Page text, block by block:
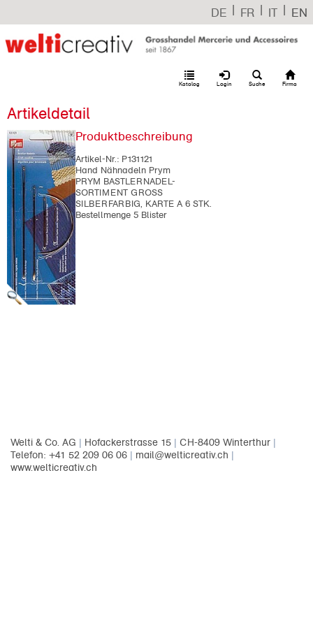
DE | FR | IT | EN
Firma
Suche
Login
Katalog
Artikeldetail
Produktbeschreibung
Artikel-Nr.: P131121
Hand Nähnadeln Prym
PRYM BASTLERNADEL-
SORTIMENT GROSS
SILBERFARBIG, KARTE A 6 STK.
Bestellmenge 5 Blister
Welti & Co. AG | Hofackerstrasse 15 | CH-8409 Winterthur |
Telefon: +41 52 209 06 06 | mail@welticreativ.ch |
www.welticreativ.ch